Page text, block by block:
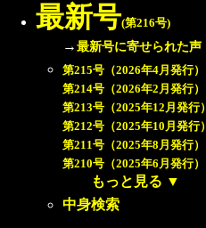
最新号(第216号)
→最新号に寄せられた声
第215号（2026年4月発行）
第214号（2026年2月発行）
第213号（2025年12月発行）
第212号（2025年10月発行）
第211号（2025年8月発行）
第210号（2025年6月発行）
もっと見る ▼
中身検索